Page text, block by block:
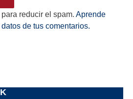
reducir el spam. Aprende
de tus comentarios.